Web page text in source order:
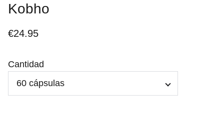
Kobho
€24.95
Cantidad